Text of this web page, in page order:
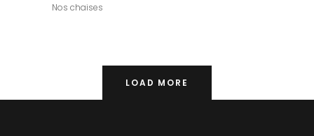
Nos chaises
LOAD MORE